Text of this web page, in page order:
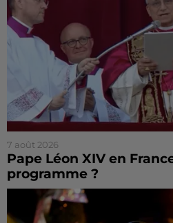
7 août 2026
Pape Léon XIV en
programme ?